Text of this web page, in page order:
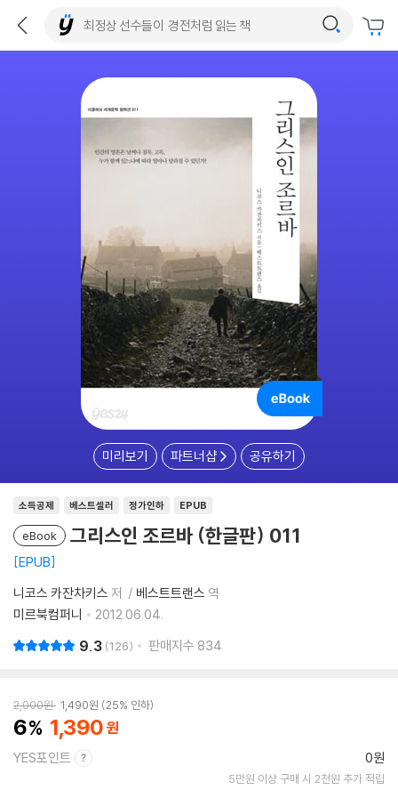
미리보기 파트너샵 공유하기
소득공제 베스트셀러 정가인하 EPUB
eBook 그리스인 조르바 (한글판) 011
EPUB
니코스 카잔차키스 저 베스트트랜스 역
미르북컴퍼니
2012.06.04.
9.3 126 판매지수 834
2,000원 1,490원 25% 인하
6 1,390
YES포인트 0원
5만원 이상 구매 시 2천원 추가 적립